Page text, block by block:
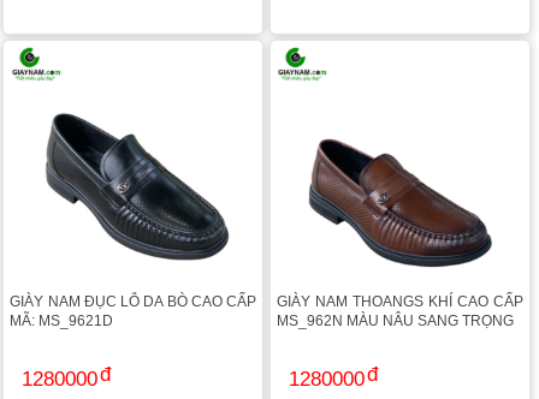
GIÀY NAM ĐỤC LỖ DA BÒ CAO CẤP
MÃ: MS_9621D
1280000
GIÀY NAM THOANGS KHÍ CAO CẤP
MS_962N MÀU NÂU SANG TRỌNG
1280000